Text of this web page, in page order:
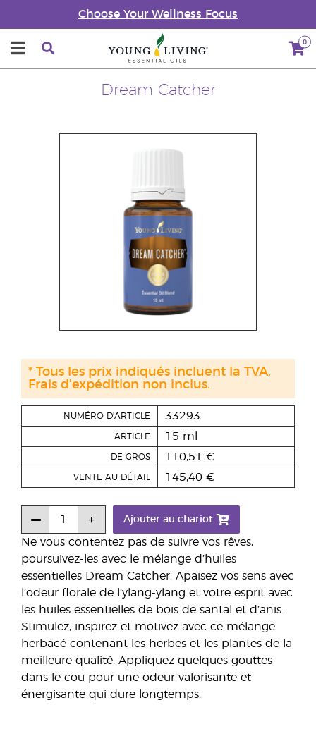
Choose Your Wellness Focus
0
Dream Catcher
Ne vous contentez pas de suivre vos rêves,
poursuivez-les avec le mélange d’huiles
essentielles Dream Catcher. Apaisez vos sens avec
l’odeur florale de l’ylang-ylang et votre esprit avec
les huiles essentielles de bois de santal et d’anis.
Stimulez, inspirez et motivez avec ce mélange
herbacé contenant les herbes et les plantes de la
meilleure qualité. Appliquez quelques gouttes
dans le cou pour une odeur valorisante et
énergisante qui dure longtemps.
NUMÉRO D'ARTICLE 33293
ARTICLE 15 ml
DE GROS 110,51 €
VENTE AU DÉTAIL 145,40 €
Ajouter au chariot
* Tous les prix indiqués incluent la TVA.
Frais d'expédition non inclus.